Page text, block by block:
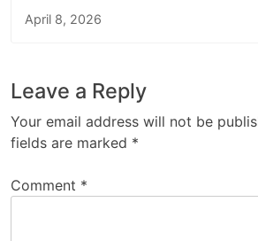
April 8, 2026
Leave a Reply
Your email address will not be
fields are marked *
Comment *